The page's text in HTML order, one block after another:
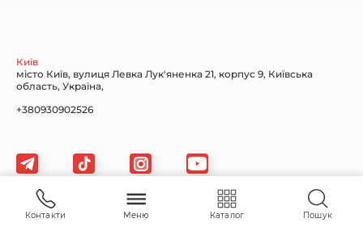
Контакти Меню Каталог Пошук
Київ
місто Київ, вулиця Левка Лук'яненка 21, корпус 9, Київська
область, Україна,
+380930902526
bexautotehnika@gmail.com